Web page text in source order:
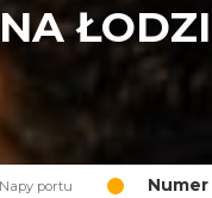
portu